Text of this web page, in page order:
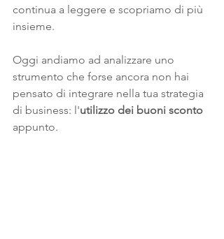
continua a leggere e scopriamo di più
insieme.
Oggi andiamo ad analizzare uno
strumento che forse ancora non hai
pensato di integrare nella tua strategia
di business: l'utilizzo dei buoni sconto
appunto.